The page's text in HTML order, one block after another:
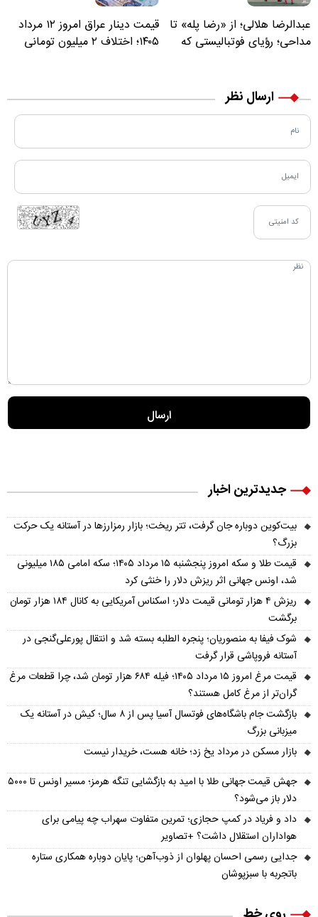
عبدالرضا هلالی؛ از «رضا پله» تا
مداحی؛ رؤیای فوتبالیستی که
قیمت دینار عراق امروز ۱۲ مرداد
۱۴۰۵؛ اختلاف ۲ میلیون تومانی
ارسال نظر
جدیدترین اخبار
بیت‌کوین دوباره جان گرفت، تتر ریخت؛ بازار رمزارزها در آستانه یک حرکت
بزرگ؟
قیمت طلا و سکه امروز پنجشنبه ۱۵ مرداد ۱۴۰۵؛ سکه امامی ۱۸۵ میلیونی
شد، اونس جهانی اثر ریزش دلار را خنثی کرد
ریزش ۴ هزار تومانی قیمت دلار؛ اسکناس آمریکایی به کانال ۱۸۴ هزار تومان
برگشت
شوک فیفا به منصوریان؛ پنجره الطلبه بسته شد و انتقال پورعلی‌گنجی در
آستانه فروپاشی قرار گرفت
قیمت مرغ امروز ۱۵ مرداد ۱۴۰۵؛ فیله ۶۸۴ هزار تومان شد، چرا قطعات مرغ
گران‌تر از مرغ کامل هستند؟
بازگشت جام باشگاه‌های فوتسال آسیا پس از ۸ سال؛ کیش در آستانه یک
میزبانی بزرگ
بازار مسکن در مرداد یخ زد؛ خانه هست، خریدار نیست
جهش قیمت جهانی طلا با امید به بازگشایی تنگه هرمز؛ مسیر اونس تا ۵۰۰۰
دلار باز می‌شود؟
داد و فریاد در کمپ حجازی؛ تمرین متفاوت سهراب چه پیامی برای
هواداران استقلال داشت؟ +تصاویر
جدایی رسمی احسان پهلوان از ذوب‌آهن؛ پایان دوباره همکاری ستاره
باتجربه با سبزپوشان